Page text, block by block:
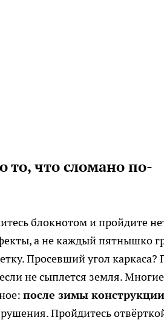
то, что сломано по-
блокнотом и пройдите
а не каждый пятнышко
Просевший угол
не сыплется земля.
после зимы
Пройдитесь